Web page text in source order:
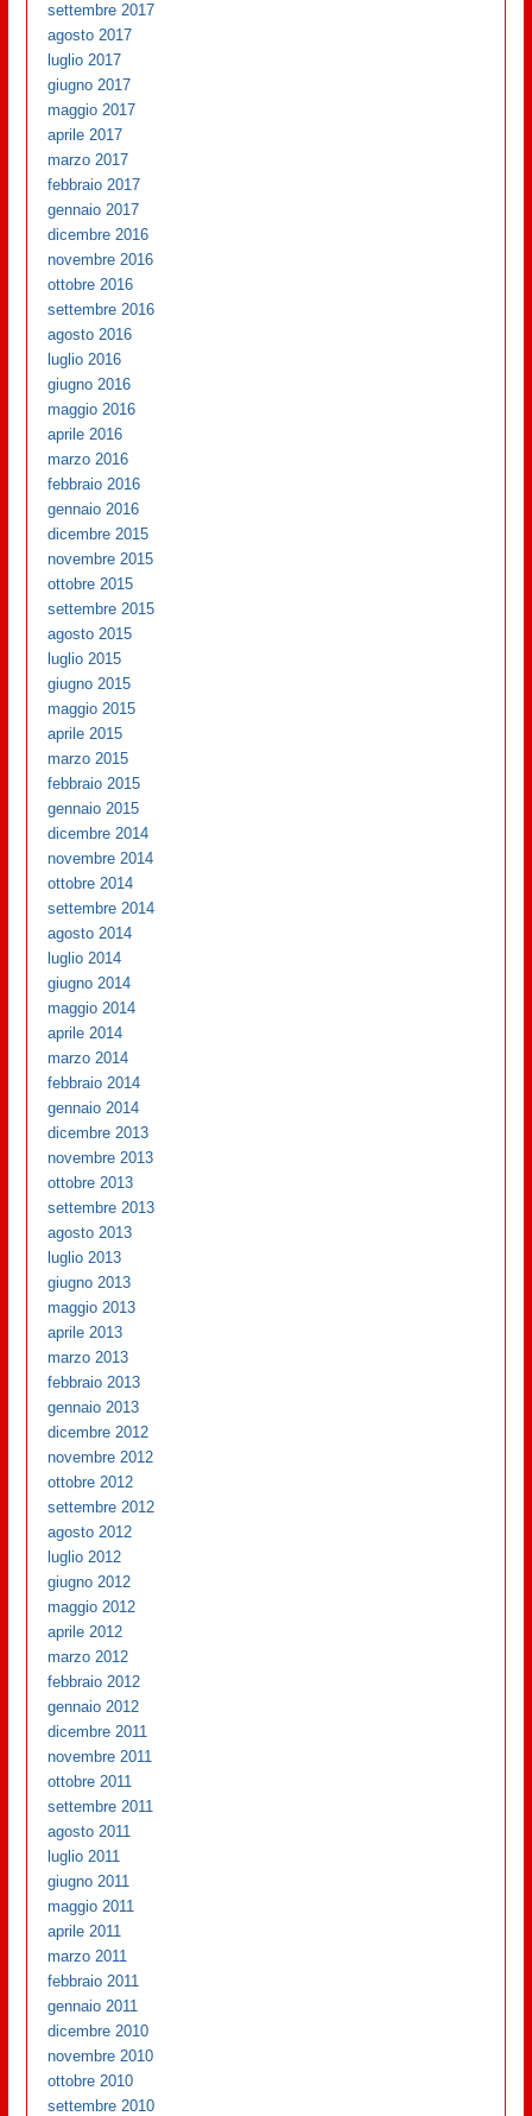
settembre 2017
agosto 2017
luglio 2017
giugno 2017
maggio 2017
aprile 2017
marzo 2017
febbraio 2017
gennaio 2017
dicembre 2016
novembre 2016
ottobre 2016
settembre 2016
agosto 2016
luglio 2016
giugno 2016
maggio 2016
aprile 2016
marzo 2016
febbraio 2016
gennaio 2016
dicembre 2015
novembre 2015
ottobre 2015
settembre 2015
agosto 2015
luglio 2015
giugno 2015
maggio 2015
aprile 2015
marzo 2015
febbraio 2015
gennaio 2015
dicembre 2014
novembre 2014
ottobre 2014
settembre 2014
agosto 2014
luglio 2014
giugno 2014
maggio 2014
aprile 2014
marzo 2014
febbraio 2014
gennaio 2014
dicembre 2013
novembre 2013
ottobre 2013
settembre 2013
agosto 2013
luglio 2013
giugno 2013
maggio 2013
aprile 2013
marzo 2013
febbraio 2013
gennaio 2013
dicembre 2012
novembre 2012
ottobre 2012
settembre 2012
agosto 2012
luglio 2012
giugno 2012
maggio 2012
aprile 2012
marzo 2012
febbraio 2012
gennaio 2012
dicembre 2011
novembre 2011
ottobre 2011
settembre 2011
agosto 2011
luglio 2011
giugno 2011
maggio 2011
aprile 2011
marzo 2011
febbraio 2011
gennaio 2011
dicembre 2010
novembre 2010
ottobre 2010
settembre 2010